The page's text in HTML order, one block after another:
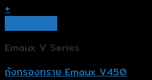
+
Emaux V Series
ถังกรองทราย Emaux V450